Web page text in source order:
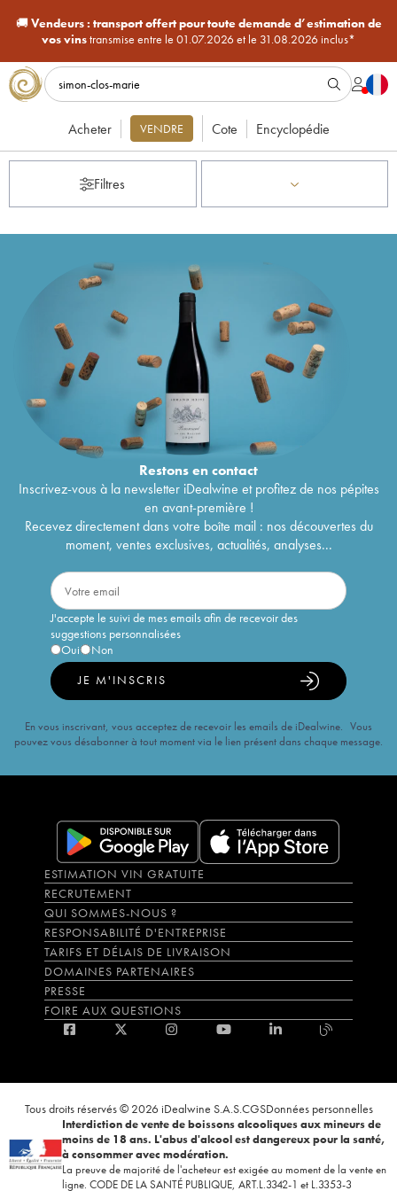
🚚Vendeurs : transport offert pour toute demande d’estimation de
vos vinstransmise entre le 01.07.2026 et le 31.08.2026 inclus*
Acheter VENDRE Cote Encyclopédie
Filtres
Restons encontact
Inscrivez-vous à la newsletter iDealwine et profitez de nos pépites
en avant-première !
Recevez directement dans votre boîte mail : nos découvertes du
moment, ventes exclusives, actualités, analyses...
J'accepte le suivi de mes emails afin de recevoir des
suggestions personnalisées
Oui
Non
JE M'INSCRIS
En vous inscrivant, vous acceptez de recevoir les emails de iDealwine. Vous
pouvez vous désabonner à tout moment via le lien présent dans chaque message.
ESTIMATION VIN GRATUITE
RECRUTEMENT
QUI SOMMES-NOUS ?
RESPONSABILITÉ D'ENTREPRISE
TARIFS ET DÉLAIS DE LIVRAISON
DOMAINES PARTENAIRES
PRESSE
FOIRE AUX QUESTIONS
Tous droits réservés © 2026 iDealwine S.A.S.CGSDonnées personnelles
Interdiction de vente de boissons alcooliques aux mineurs de
moins de 18 ans. L'abus d'alcool est dangereux pour la santé,
à consommer avec modération.
La preuve de majorité de l'acheteur est exigée au moment de la vente en
ligne. CODE DE LA SANTÉ PUBLIQUE, ART.L.3342-1 et L.3353-3